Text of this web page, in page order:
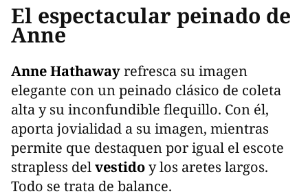
El espectacular peinado de
Anne
Anne Hathawayrefresca su imagen
elegante con un peinado clásico de coleta
alta y su inconfundible flequillo. Con él,
aporta jovialidad a su imagen, mientras
permite que destaquen por igual el escote
strapless delvestidoy los aretes largos.
Todo se trata de balance.